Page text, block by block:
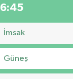
İmsak
Güneş